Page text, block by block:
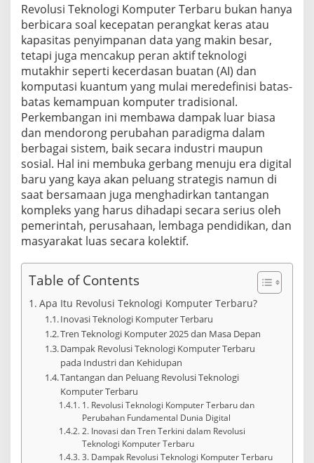
Revolusi Teknologi Komputer Terbaru bukan hanya
berbicara soal kecepatan perangkat keras atau
kapasitas penyimpanan data yang makin besar,
tetapi juga mencakup peran aktif teknologi
mutakhir seperti kecerdasan buatan (AI) dan
komputasi kuantum yang mulai meredefinisi batas-
batas kemampuan komputer tradisional.
Perkembangan ini membawa dampak luar biasa
dan mendorong perubahan paradigma dalam
berbagai sistem, baik secara industri maupun
sosial. Hal ini membuka gerbang menuju era digital
baru yang kaya akan peluang strategis namun di
saat bersamaan juga menghadirkan tantangan
kompleks yang harus dihadapi secara serius oleh
pemerintah, perusahaan, lembaga pendidikan, dan
masyarakat luas secara kolektif.
Table of Contents
Apa Itu Revolusi Teknologi Komputer Terbaru?
Inovasi Teknologi Komputer Terbaru
Tren Teknologi Komputer 2025 dan Masa Depan
Dampak Revolusi Teknologi Komputer Terbaru
pada Industri dan Kehidupan
Tantangan dan Peluang Revolusi Teknologi
Komputer Terbaru
1. Revolusi Teknologi Komputer Terbaru dan
Perubahan Fundamental Dunia Digital
2. Inovasi dan Tren Terkini dalam Revolusi
Teknologi Komputer Terbaru
3. Dampak Revolusi Teknologi Komputer Terbaru